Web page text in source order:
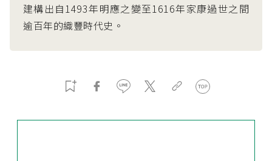
建構出自1493年明應之變至1616年家康過世之間
逾百年的織豐時代史。